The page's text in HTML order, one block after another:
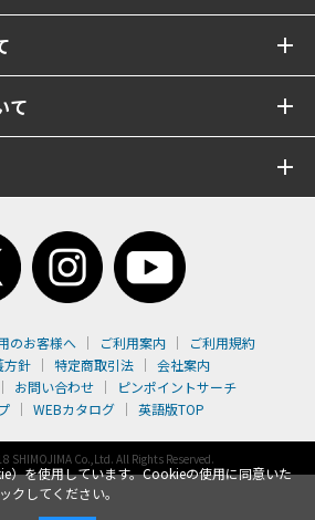
）を使用しています。Cookieの使用に同意いた
クしてください。
て
のお客様へ ご利用案内
ご利用規約
方針
特定商取引法
会社案内
お問い合わせ
ピンポイントサーチ
WEBカタログ 英語版TOP
SHIMOJIMA Co.,Ltd. All Rights Reserved.